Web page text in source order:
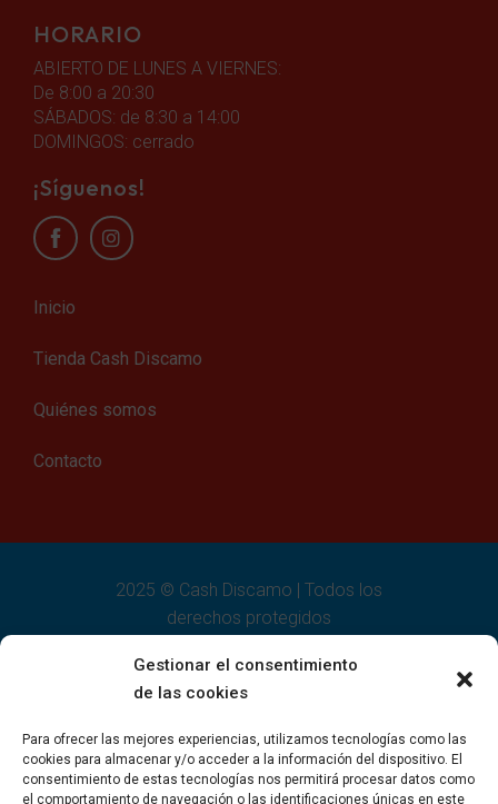
Gestionar el consentimiento
de las cookies
Para ofrecer las mejores experiencias, utilizamos tecnologías como las
cookies para almacenar y/o acceder a la información del dispositivo. El
consentimiento de estas tecnologías nos permitirá procesar datos como
el comportamiento de navegación o las identificaciones únicas en este
HORARIO
ABIERTO DE LUNES A VIERNES:
De 8:00 a 20:30
SÁBADOS: de 8:30 a 14:00
DOMINGOS: cerrado
¡Síguenos!
Inicio
Tienda Cash Discamo
Quiénes somos
Contacto
2025 © Cash Discamo | Todos los
derechos protegidos
Aviso legal
Política de cookies
Declaración de accesibilidad